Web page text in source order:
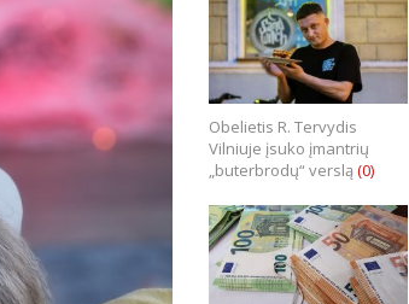
Obelietis R. Tervydis
Vilniuje įsuko įmantrių
„buterbrodų“ verslą (0)